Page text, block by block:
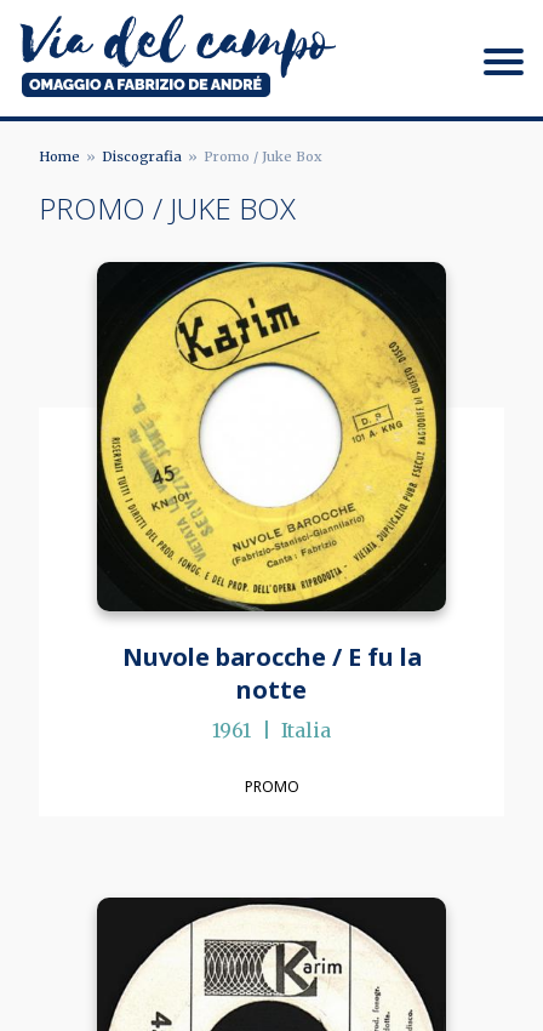
contenuto
principale
Via del campo
BRICIOLE
PANE
Home Discografia Promo / Juke Box
PROMO / JUKE BOX
Nuvole barocche / E fu la
notte
1961 Italia
PROMO